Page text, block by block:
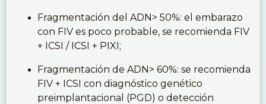
Fragmentación del ADN> 50%: el embarazo
con FIV es poco probable, se recomienda FIV
+ ICSI / ICSI + PIXI;
Fragmentación de ADN> 60%: se recomienda
FIV + ICSI con diagnóstico genético
preimplantacional (PGD) o detección